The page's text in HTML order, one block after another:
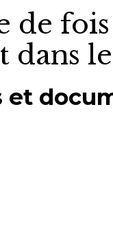
de
dans
et